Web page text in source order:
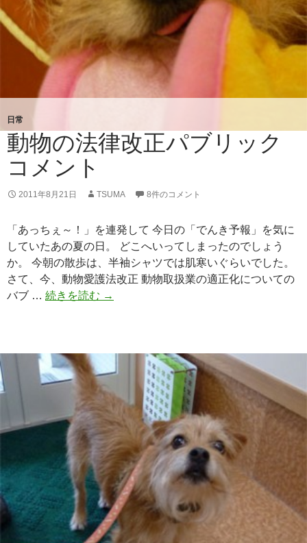
日常
動物の法律改正パブリック
コメント
2011年8月21日 TSUMA 8件のコメント
「あっちぇ～！」を連発して 今日の「でんき予報」を気に
していたあの夏の日。 どこへいってしまったのでしょう
か。 今朝の散歩は、半袖シャツでは肌寒いぐらいでした。
さて、今、動物愛護法改正 動物取扱業の適正化についての
バブ … 続きを読む 動
改
正
パ
ブ
リ
ッ
ク
コ
メ
ン
→